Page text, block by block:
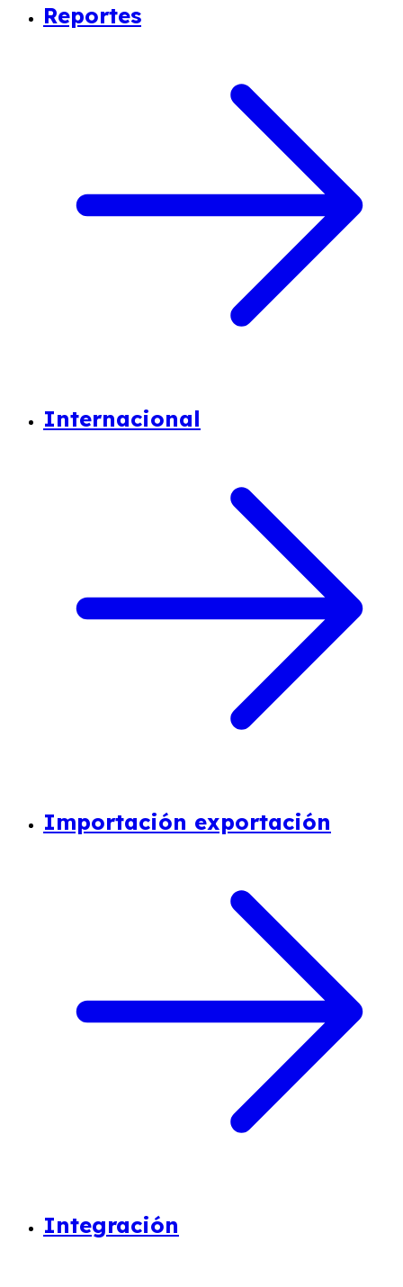
Reportes
Internacional
Importación exportación
Integración